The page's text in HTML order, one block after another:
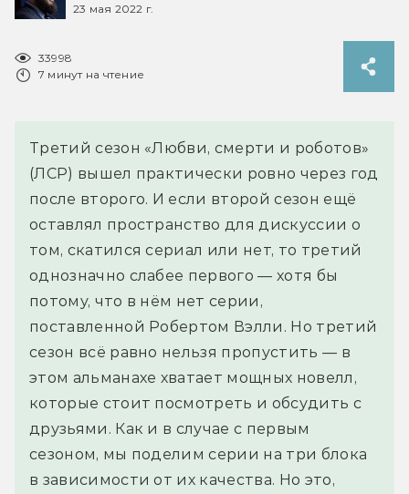
23 мая 2022 г.
33998
7 минут на чтение
Третий сезон «Любви, смерти и роботов»
(ЛСР) вышел практически ровно через год
после второго. И если второй сезон ещё
оставлял пространство для дискуссии о
том, скатился сериал или нет, то третий
однозначно слабее первого — хотя бы
потому, что в нём нет серии,
поставленной Робертом Вэлли. Но третий
сезон всё равно нельзя пропустить — в
этом альманахе хватает мощных новелл,
которые стоит посмотреть и обсудить с
друзьями. Как и в случае с первым
сезоном, мы поделим серии на три блока
в зависимости от их качества. Но это,